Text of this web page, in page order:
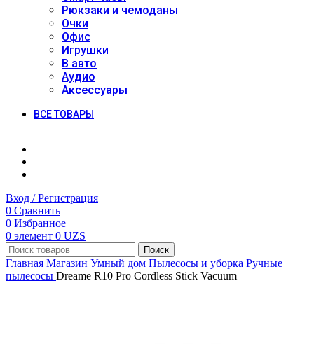
Рюкзаки и чемоданы
Очки
Офис
Игрушки
В авто
Аудио
Аксессуары
ВСЕ ТОВАРЫ
Вход / Регистрация
0 Сравнить
0 Избранное
0 элемент 0 UZS
Поиск
Главная Магазин Умный дом Пылесосы и уборка Ручные
пылесосы Dreame R10 Pro Cordless Stick Vacuum